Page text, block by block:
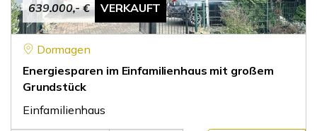
639.000,- € VERKAUFT
Dormagen
Energiesparen im Einfamilienhaus mit großem
Grundstück
Einfamilienhaus